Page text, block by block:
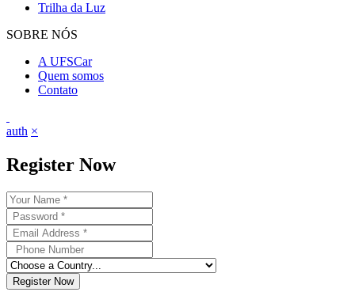
Trilha da Luz
SOBRE NÓS
A UFSCar
Quem somos
Contato
auth ×
Register Now
Register Now